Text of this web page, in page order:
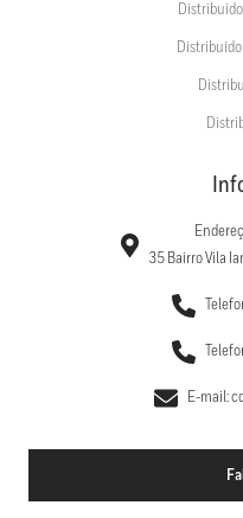
35 Bairro Vila
E-mail: